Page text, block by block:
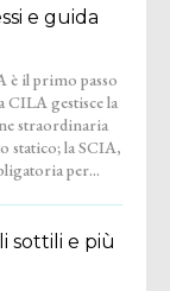
e guida
per...
sottili e più